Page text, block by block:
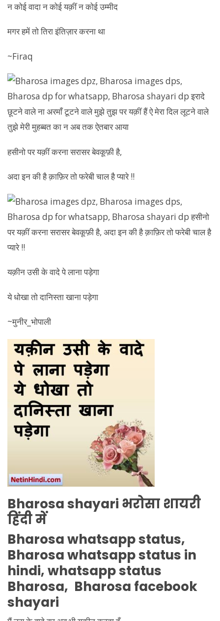
न कोई वादा न कोई यक़ीं न कोई उम्मीद
मगर हमें तो तिरा इंतिज़ार करना था
~Firaq
हसीनो पर यक़ीं करना सरासर बेवकूफ़ी है,
अदा इन की है क़ाफ़िर तो फरेबी चाल है प्यारे !!
यक़ीन उसी के वादे पे लाना पड़ेगा
ये धोखा तो दानिस्ता खाना पड़ेगा
~मुनीर_भोपाली
Bharosa shayari भरोसा शायरी
हिंदी में
Bharosa whatsapp status,
Bharosa whatsapp status in
hindi, whatsapp status
Bharosa, Bharosa facebook
shayari